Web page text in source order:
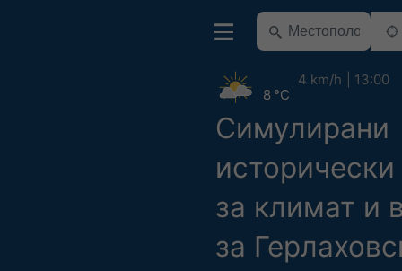
Симулирани
за климат и
за
8 °C
4 km/h 13:00